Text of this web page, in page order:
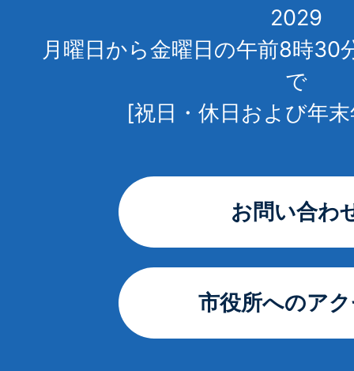
2029
月曜日から金曜日の午前8時30
で
[祝日・休日および年
お問い合わ
市役所へのア